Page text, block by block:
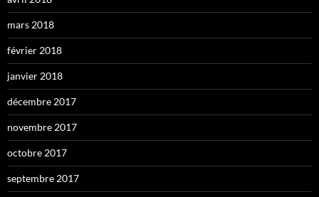
mars 2018
février 2018
janvier 2018
décembre 2017
novembre 2017
octobre 2017
septembre 2017